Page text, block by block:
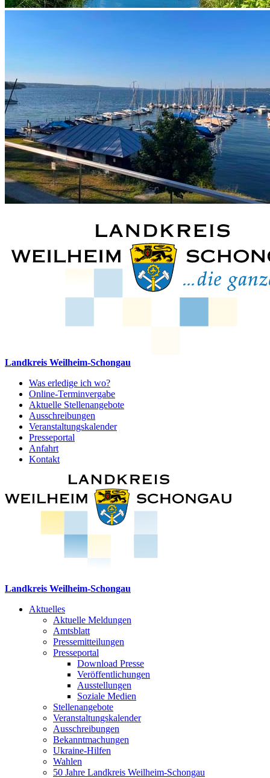
Landkreis Weilheim-Schongau
Was erledige ich wo?
Online-Terminvergabe
Aktuelle Stellenangebote
Ausschreibungen
Veranstaltungskalender
Presseportal
Anfahrt
Kontakt
Landkreis Weilheim-Schongau
Aktuelles
Aktuelle Meldungen
Amtsblatt
Pressemitteilungen
Presseportal
Download Presse
Veröffentlichungen
Ausstellungen
Soziale Medien
Stellenangebote
Veranstaltungskalender
Ausschreibungen
Bekanntmachungen
Ukraine-Hilfen
Wahlen
50 Jahre Landkreis Weilheim-Schongau